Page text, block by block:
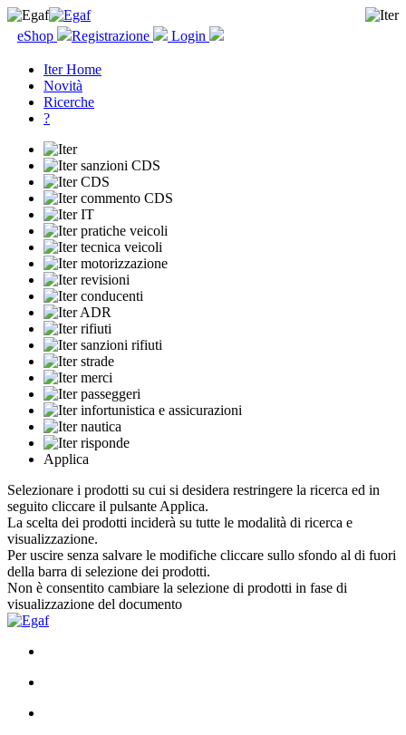
eShop Registrazione Login
Iter Home
Novità
Ricerche
?
Applica
Selezionare i prodotti su cui si desidera restringere la ricerca ed in
seguito cliccare il pulsante Applica.
La scelta dei prodotti inciderà su tutte le modalità di ricerca e
visualizzazione.
Per uscire senza salvare le modifiche cliccare sullo sfondo al di fuori
della barra di selezione dei prodotti.
Non è consentito cambiare la selezione di prodotti in fase di
visualizzazione del documento